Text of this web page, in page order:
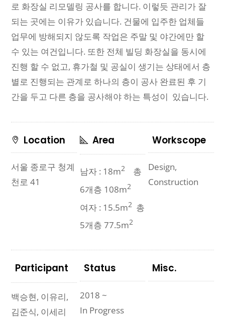
로 화장실 리모델링 공사를 합니다. 이렇듯 관리가 잘
되는 곳에는 이유가 있습니다. 건물에 입주한 업체들
업무에 방해되지 않도록 작업은 주말 및 야간에만 할
수 있는 여건입니다. 또한 전체 빌딩 화장실을 동시에
진행 할 수 없고, 휴가철 및 공실이 생기는 상태에서 층
별로 진행되는 관계로 하나의 층이 공사 완료된 후 기
간을 두고 다른 층을 공사해야 하는 특성이 있습니다.
Location
서울 종로구 청계
천로 41
Area
남자 : 18m2총
6개층 108m2
여자 : 15.5m2 총
5개층 77.5m2
Workscope
Design,
Construction
Participant
백승현, 이유리,
김준식, 이세리
Status
2018 ~
In Progress
Misc.